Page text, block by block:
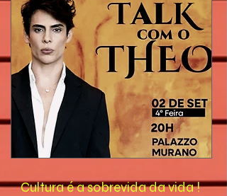
Cultura é a sobrevida da vida !